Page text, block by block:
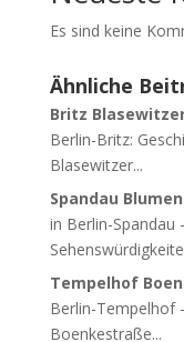
Es sind keine
Ähnliche
Britz
Berlin-Britz:
Blasewitzer...
Spandau
in Berlin-Spandau
Tempelhof
Berlin-Tempelhof
Boenkestraße...